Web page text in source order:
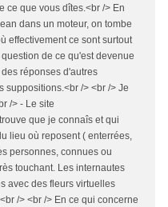
ce que vous dîtes.<br /> En
dans un moteur, on tombe
effectivement ce sont surtout
de ce qu'est devenue
réponses d'autres
suppositions.<br /> <br /> Je
/> - Le site
que je connaîs et qui
lieu où reposent ( enterrées,
personnes, connues ou
touchant. Les internautes
avec des fleurs virtuelles
/> <br /> En ce qui concerne